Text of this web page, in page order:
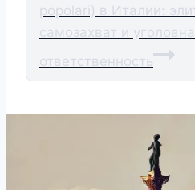
popolari) в Италии:
самозахват и
ответственность